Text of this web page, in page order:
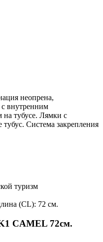
неопрена,
внутренним
тубусе. Лямки с
Система закрепления
туризм
(CL): 72 см.
CAMEL 72см.